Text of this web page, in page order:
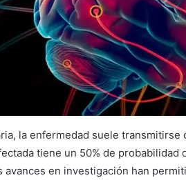
la enfermedad suele
tiene un 50% de
avances en investigación han